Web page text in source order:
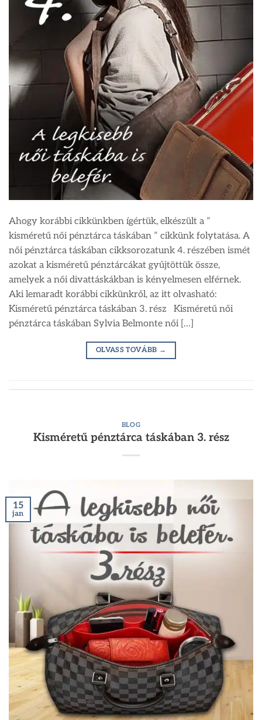
Ahogy korábbi cikkünkben ígértük, elkészült a ”
kisméretű női pénztárca táskában ” cikkünk folytatása. A
női pénztárca táskában cikksorozatunk 4. részében ismét
azokat a kisméretű pénztárcákat gyűjtöttük össze,
amelyek a női divattáskákban is kényelmesen elférnek.
Aki lemaradt korábbi cikkünkről, az itt olvasható:
Kisméretű pénztárca táskában 3. rész Kisméretű női
pénztárca táskában Sylvia Belmonte női […]
OLVASS TOVÁBB →
BLOG
Kisméretű pénztárca táskában 3. rész
15
jan